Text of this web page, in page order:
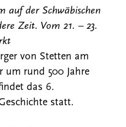
auf der Schwäbischen
Zeit. Vom 21. – 23.
von Stetten am
um rund 500 Jahre
das 6.
statt.